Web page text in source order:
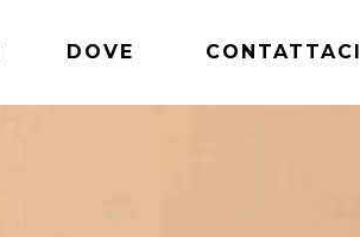
DOVE CONTATTACI